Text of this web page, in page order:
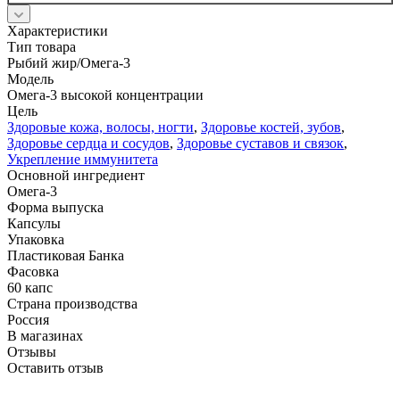
Характеристики
Тип товара
Рыбий жир/Омега-3
Модель
Омега-3 высокой концентрации
Цель
Здоровые кожа, волосы, ногти, Здоровье костей, зубов,
Здоровье сердца и сосудов, Здоровье суставов и связок,
Укрепление иммунитета
Основной ингредиент
Омега-3
Форма выпуска
Капсулы
Упаковка
Пластиковая Банка
Фасовка
60 капс
Страна производства
Россия
В магазинах
Отзывы
Оставить отзыв